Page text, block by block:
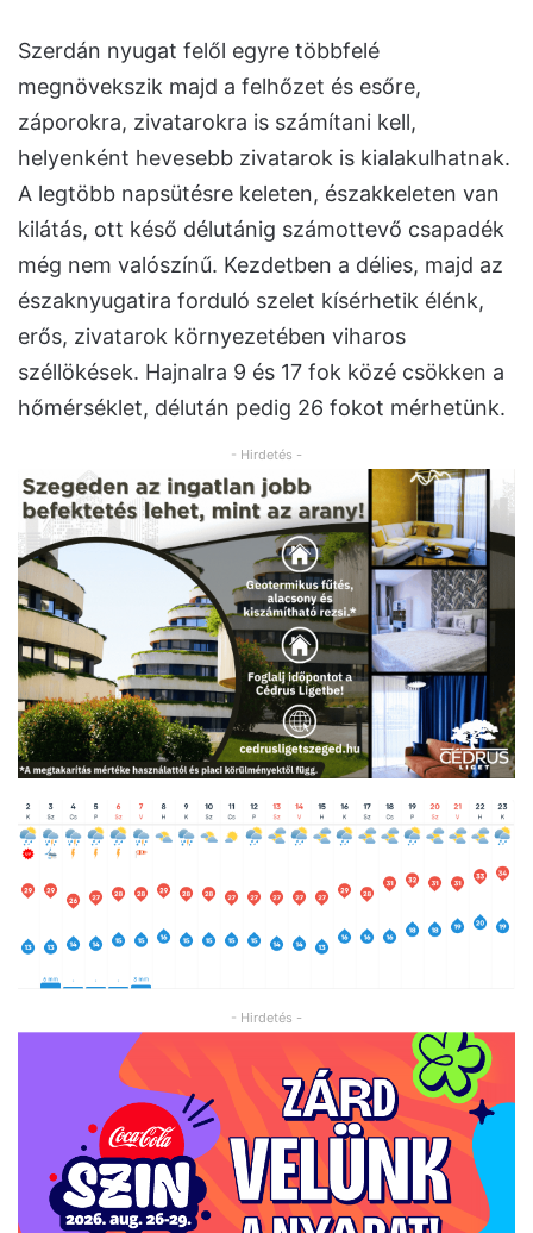
Szerdán nyugat felől egyre többfelé
megnövekszik majd a felhőzet és esőre,
záporokra, zivatarokra is számítani kell,
helyenként hevesebb zivatarok is kialakulhatnak.
A legtöbb napsütésre keleten, északkeleten van
kilátás, ott késő délutánig számottevő csapadék
még nem valószínű. Kezdetben a délies, majd az
északnyugatira forduló szelet kísérhetik élénk,
erős, zivatarok környezetében viharos
széllökések. Hajnalra 9 és 17 fok közé csökken a
hőmérséklet, délután pedig 26 fokot mérhetünk.
- Hirdetés -
- Hirdetés -